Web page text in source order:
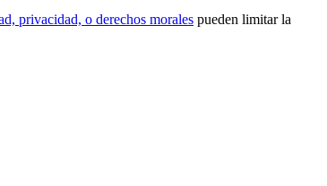
privacidad, o derechos morales pueden limitar la